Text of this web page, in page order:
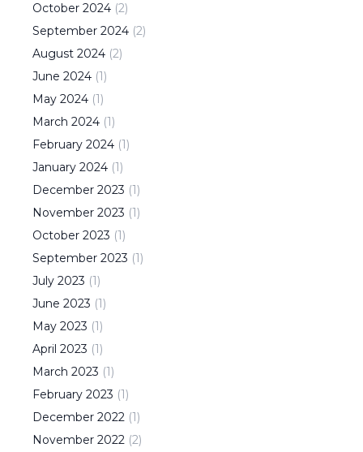
October 2024 (2)
September 2024 (2)
August 2024 (2)
June 2024 (1)
May 2024 (1)
March 2024 (1)
February 2024 (1)
January 2024 (1)
December 2023 (1)
November 2023 (1)
October 2023 (1)
September 2023 (1)
July 2023 (1)
June 2023 (1)
May 2023 (1)
April 2023 (1)
March 2023 (1)
February 2023 (1)
December 2022 (1)
November 2022 (2)